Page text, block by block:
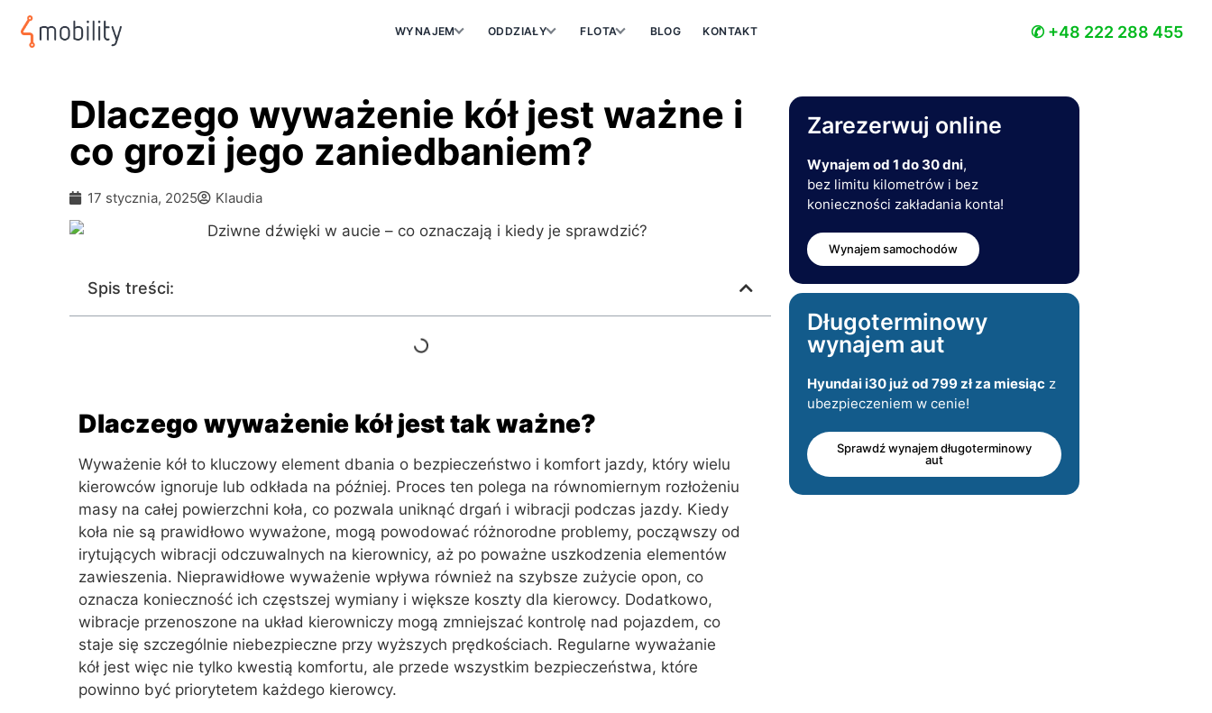
WYNAJEM ODDZIAŁY FLOTA BLOG KONTAKT ✆ +48 222 288 455
Dlaczego wyważenie kół jest ważne i
co grozi jego zaniedbaniem?
17 stycznia, 2025 Klaudia
Spis treści:
Dlaczego wyważenie kół jest tak ważne?
Wyważenie kół to kluczowy element dbania o bezpieczeństwo i komfort jazdy, który wielu
kierowców ignoruje lub odkłada na później. Proces ten polega na równomiernym rozłożeniu
masy na całej powierzchni koła, co pozwala uniknąć drgań i wibracji podczas jazdy. Kiedy
koła nie są prawidłowo wyważone, mogą powodować różnorodne problemy, począwszy od
irytujących wibracji odczuwalnych na kierownicy, aż po poważne uszkodzenia elementów
zawieszenia. Nieprawidłowe wyważenie wpływa również na szybsze zużycie opon, co
oznacza konieczność ich częstszej wymiany i większe koszty dla kierowcy. Dodatkowo,
wibracje przenoszone na układ kierowniczy mogą zmniejszać kontrolę nad pojazdem, co
staje się szczególnie niebezpieczne przy wyższych prędkościach. Regularne wyważanie
kół jest więc nie tylko kwestią komfortu, ale przede wszystkim bezpieczeństwa, które
powinno być priorytetem każdego kierowcy.
Zarezerwuj online
Wynajem od 1 do 30 dni,
bez limitu kilometrów i bez
konieczności zakładania konta!
Wynajem samochodów
Długoterminowy
wynajem aut
Hyundai i30 już od 799 zł za miesiąc z
ubezpieczeniem w cenie!
Sprawdź wynajem długoterminowy
aut